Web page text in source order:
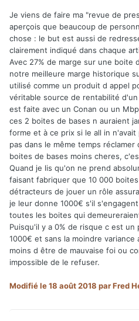
Je viens de faire ma "revue de
aperçois que beaucoup de
chose : le but est aussi de
clairement indiqué dans chaque
Avec 27% de marge sur une boite
notre meilleure marge historique
utilisé comme un produit d appel
véritable source de rentabilité d'un
est faite avec un Conan ou un
ces 2 boites de bases n auraient
forme et à ce prix si le all in
pas dans le même temps
boites de bases moins cheres,
Quand je lis qu'on ne prend
faisant fabriquer que 10 000
détracteurs de jouer un rôle
je leur donne 1000€ s'il
toutes les boites qui
Puisqu'il y a 0% de risque c est
1000€ et sans la moindre
moins d être de mauvaise foi ou
impossible de le refuser.
Modifiéle 18 août 2018 par Fred